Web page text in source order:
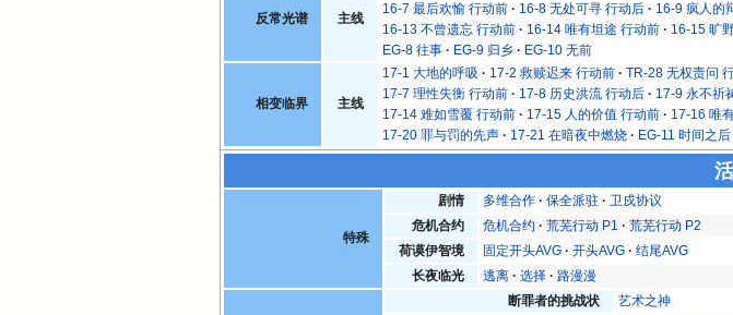
反常光谱 主线
16-7 最后欢愉 行动前
16-8 无处可寻 行动后 16-9 疯人的
16-13 不曾遗忘 行动前
16-14 唯有坦途 行动前 16-15 旷
EG-8 往事
EG-9 归乡 EG-10 无前
相变临界 主线
17-1 大地的呼吸 17-2 救赎迟来 行动前 TR-28 无权责问
17-7 理性失衡 行动前
17-8 历史洪流 行动后 17-9 永不祈
17-14 难如雪覆 行动前
17-15 人的价值 行动前 17-16 唯
17-20 罪与罚的先声
17-21 在暗夜中燃烧
EG-11 时间之后
特殊
剧情 多维合作 保全派驻
卫戍协议
危机合约
危机合约 荒芜行动 P1
荒芜行动 P2
荷谟伊智境
固定开头AVG 开头AVG
结尾AVG
长夜临光
逃离 选择 路漫漫
断罪者的挑战状
艺术之神